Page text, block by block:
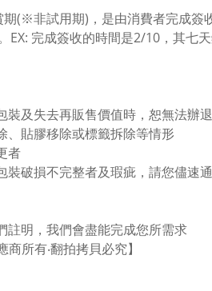
(※非試用期)，是由消費者完成簽
完成簽收的時間是2/10，其七
及失去再販售價值時，恕無法辦退
、貼膠移除或標籤拆除等情形
者
破損不完整者及瑕疵，請您儘速
註明，我們會盡能完成您所需求
所有‧翻拍拷貝必究】